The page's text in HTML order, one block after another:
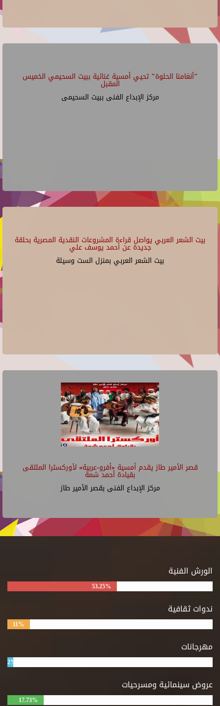
"أنغامنا الحلوة" تحيي أمسية غنائية ببيت السحيمي الخميس
المقبل
مركز الإبداع الفنى ببيت السحيمى
بيت الشعر العربي يواصل قراءة المشروعات النقدية المصرية بحلقة
جديدة عن أحمد يوسف علي
بيت الشعر العربي بمنزل الست وسيلة
قصر الأمير طاز يقدم أمسية «أفرو-عربية» لأوركسترا الملتقى
بقيادة أحمد شمة
مركز الإبداع الفنى بقصر الأمير طاز
الورش الفنية
53.25%
ندوات ثقافية
11%
مهرجانات
2%
عروض سينمائية ومسرحيات
17.73%